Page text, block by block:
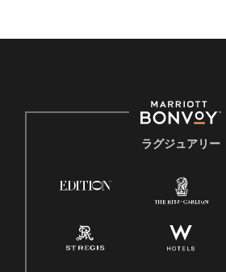
ラグジュアリー